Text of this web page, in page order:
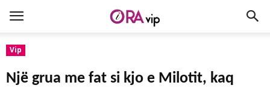
Vip
Një grua me fat si kjo e Milotit, kaq